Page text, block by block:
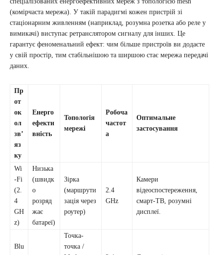
(комірчаста мережа). У такій парадигмі кожен пристрій зі
стаціонарним живленням (наприклад, розумна розетка або реле у
вимикачі) виступає ретранслятором сигналу для інших. Це
гарантує феноменальний ефект: чим більше пристроїв ви додаєте
у свій простір, тим стабільнішою та ширшою стає мережа передачі
даних.
Пр
от
ок
ол
зв’
яз
ку
Енерго
ефекти
вність
Топологія
мережі
Робоча
частот
а
Оптимальне
застосування
Wi
-Fi
(2.
4
GH
z)
Низька
(швидк
о
розряд
жає
батареї)
Зірка
(маршрути
зація через
роутер)
2.4
GHz
Камери
відеоспостереження,
смарт-ТВ, розумні
дисплеї.
Blu
Точка-
точка /